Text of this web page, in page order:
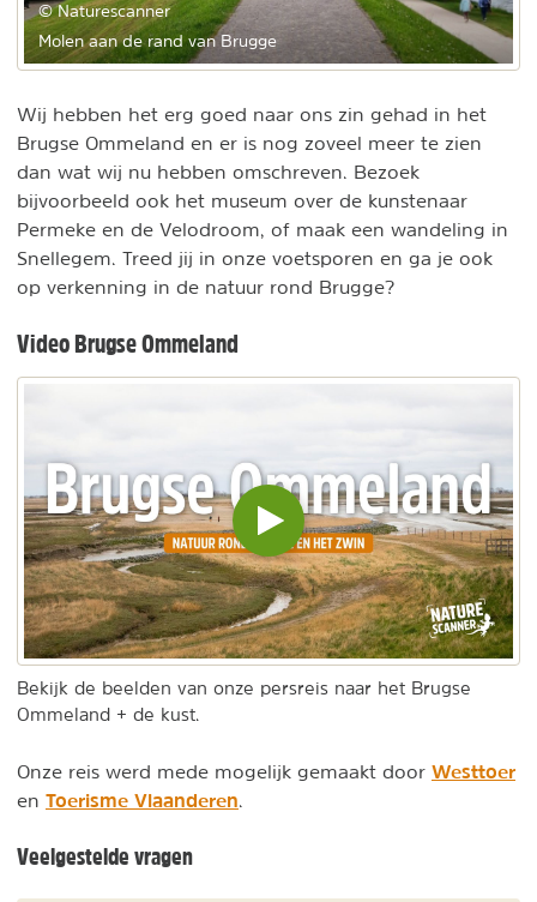
© Naturescanner
Molen aan de rand van Brugge
Wij hebben het erg goed naar ons zin gehad in het
Brugse Ommeland en er is nog zoveel meer te zien
dan wat wij nu hebben omschreven. Bezoek
bijvoorbeeld ook het museum over de kunstenaar
Permeke en de Velodroom, of maak een wandeling in
Snellegem. Treed jij in onze voetsporen en ga je ook
op verkenning in de natuur rond Brugge?
Video Brugse Ommeland
Video
inladen
en
afspelen
Bekijk de beelden van onze persreis naar het Brugse
Ommeland + de kust.
Onze reis werd mede mogelijk gemaakt door Westtoer
en Toerisme Vlaanderen
Veelgestelde vragen